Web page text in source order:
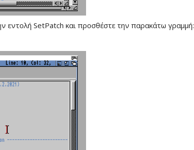
εντολή SetPatch και προσθέστε την παρακάτω γραμμή: